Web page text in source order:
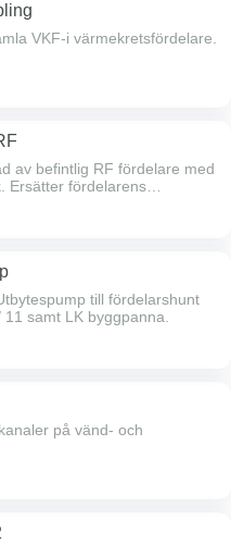
VKF-i värmekretsfördelare.
av befintlig RF fördelare med
Ersätter fördelarens
till fördelarshunt
samt LK byggpanna.
på vänd- och